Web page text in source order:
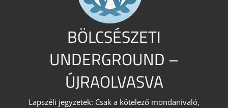
BÖLCSÉSZETI
UNDERGROUND –
ÚJRAOLVASVA
Lapszéli jegyzetek: Csak a kötelező mondanivaló,